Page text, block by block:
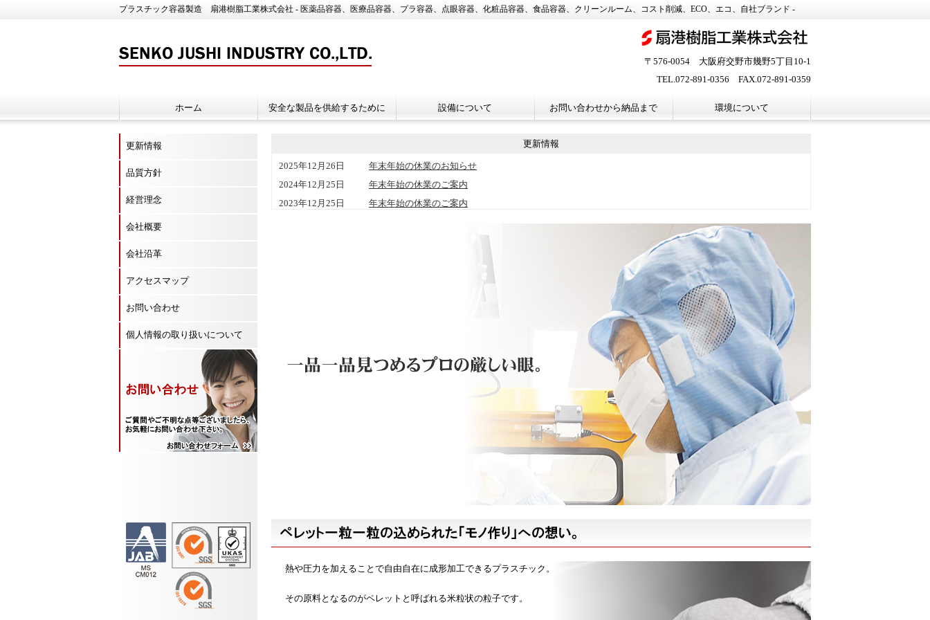
プラスチック容器製造 扇港樹脂工業株式会社 - 医薬品容器、医療品容器、プラ容器、点眼容器、化粧品容器、食品容器、クリーンルーム、コスト削減、ECO、エコ、自社ブランド -
〒576-0054 大阪府交野市幾野5丁目10-1
TEL.072-891-0356 FAX.072-891-0359
ホーム 安全な製品を供給するために 設備について お問い合わせから納品まで 環境について
更新情報
品質方針
経営理念
会社概要
会社沿革
アクセスマップ
お問い合わせ
個人情報の取り扱いについて
更新情報
熱や圧力を加えることで自由自在に成形加工できるプラスチック。
その原料となるのがペレットと呼ばれる米粒状の粒子です。